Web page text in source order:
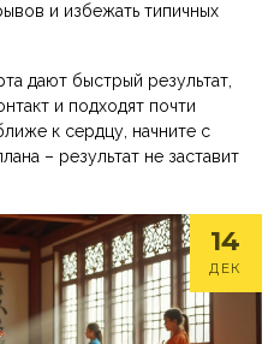
и избежать типичных
дают быстрый результат,
и подходят почти
к сердцу, начните с
– результат не заставит
14
ДЕК